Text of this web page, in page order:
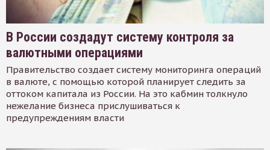
В России создадут систему контроля за
валютными операциями
Правительство создает систему мониторинга операций
в валюте, с помощью которой планирует следить за
оттоком капитала из России. На это кабмин толкнуло
нежелание бизнеса прислушиваться к
предупреждениям власти